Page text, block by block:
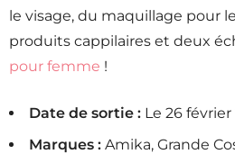
le visage, du maquillage pour
produits cappilaires et deux
pour femme !
Date de sortie : Le 26 février
Marques : Amika, Grande